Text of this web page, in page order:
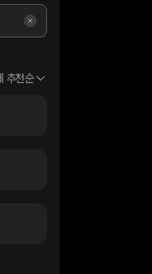
추천순